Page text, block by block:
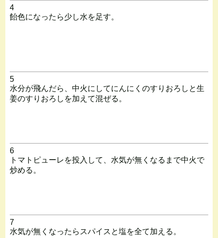
4
飴色になったら少し水を足す。
5
水分が飛んだら、中火にしてにんにくのすりおろしと生
姜のすりおろしを加えて混ぜる。
6
トマトピューレを投入して、水気が無くなるまで中火で
炒める。
7
水気が無くなったらスパイスと塩を全て加える。